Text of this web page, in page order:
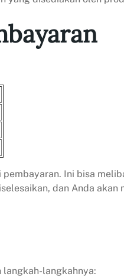
Ini bisa
dan Anda akan
langkahnya: